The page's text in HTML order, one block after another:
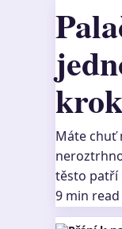
Máte chuť
těsto patří
9 min read